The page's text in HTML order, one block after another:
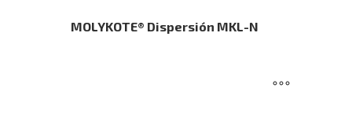
MOLYKOTE® Dispersión MKL-N